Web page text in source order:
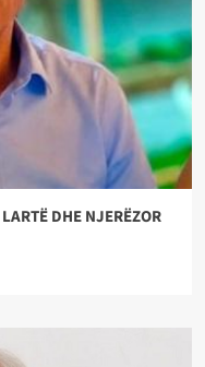
DHE NJERËZOR